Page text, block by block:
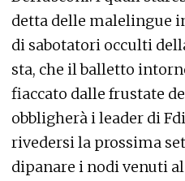
detta delle malelingue
di sabotatori occulti
sta, che il balletto
fiaccato dalle frustate
obbligherà i leader di
rivedersi la prossima
dipanare i nodi venuti